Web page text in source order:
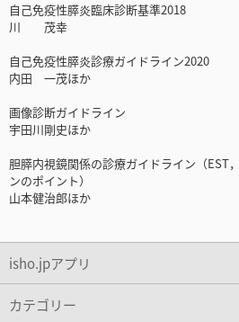
自己免疫性膵炎臨床診断基準2018
川 茂幸
自己免疫性膵炎診療ガイドライン2020
内田 一茂ほか
画像診断ガイドライン
宇田川剛史ほか
胆膵内視鏡関係の診療ガイドライン（EST
ンのポイント）
山本健治郎ほか
isho.jpアプリ
カテゴリー